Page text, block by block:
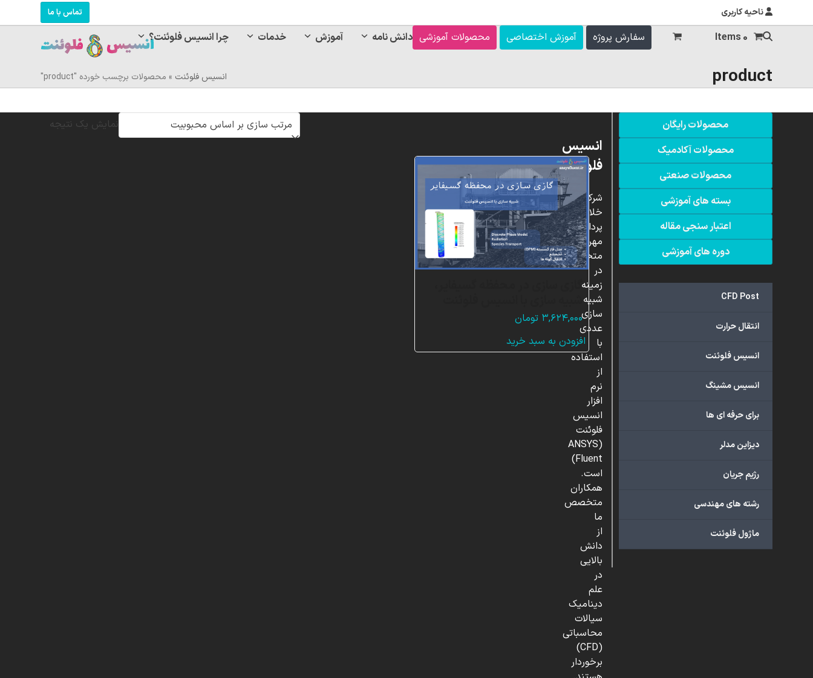
ناحیه کاربری تماس با ما
چرا انسیس فلوئنت؟ خدمات آموزش دانش نامه محصولات آموزشی آموزش اختصاصی سفارش پروژه 0 Items
product انسیس فلوئنت » محصولات برچسب خورده "product"
نمایش یک نتیجه
گازی سازی در محفظه گسیفایر،
۳,۶۲۴,۰۰۰ تومان
افزودن به سبد خرید
محصولات رایگان
محصولات آکادمیک
محصولات صنعتی
بسته های آموزشی
اعتبار سنجی مقاله
دوره های آموزشی
CFD Post
انتقال حرارت
انسیس فلوئنت
انسیس مشینگ
برای حرفه ای ها
دیزاین مدلر
رژیم جریان
رشته های مهندسی
ماژول فلوئنت
انسیس
فلوئنت
شرکت
خلاق
پردازشگران
مهر،
متخصص
در
زمینه
شبیه
سازی
عددی
با
استفاده
از
نرم
افزار
انسیس
فلوئنت
(ANSYS
Fluent)
است.
همکاران
متخصص
ما
از
دانش
بالایی
در
علم
دینامیک
سیالات
محاسباتی
(CFD)
برخوردار